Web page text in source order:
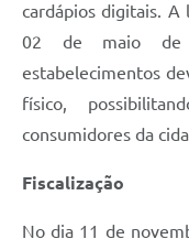
cardápios digitais. A
02 de maio de
estabelecimentos
físico,
consumidores da
Fiscalização
No dia 11 de